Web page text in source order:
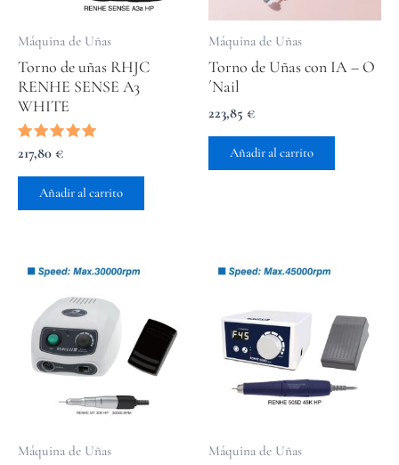
Máquina de Uñas
Torno de uñas RHJC
RENHE SENSE A3
WHITE
Valorado
con
5.00
de 5
217,80 €
Añadir al carrito
Máquina de Uñas
Torno de Uñas con IA – O
´Nail
223,85 €
Añadir al carrito
Máquina de Uñas Máquina de Uñas